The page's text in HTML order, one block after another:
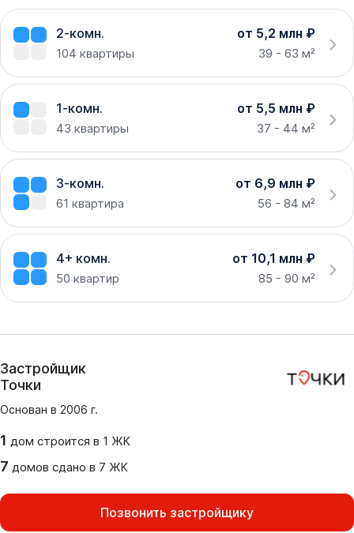
2-комн. от 5,2 млн ₽
104 квартиры 39 - 63 м²
1-комн. от 5,5 млн ₽
43 квартиры 37 - 44 м²
3-комн. от 6,9 млн ₽
61 квартира 56 - 84 м²
4+ комн. от 10,1 млн ₽
50 квартир 85 - 90 м²
Застройщик
Точки
Основан в 2006 г.
1 дом строится в 1 ЖК
7 домов сдано в 7 ЖК
Позвонить застройщику